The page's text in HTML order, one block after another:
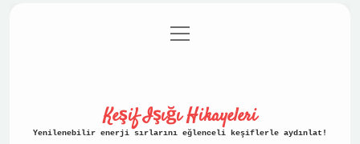
Gizlilik Politikası
menüyü
aç
Keşif Işığı Hikayeleri
Yenilenebilir enerji sırlarını eğlenceli keşiflerle aydınlat!